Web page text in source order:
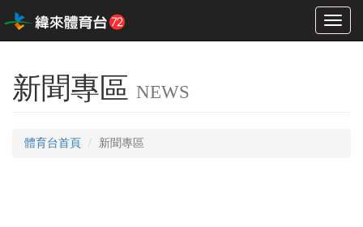
Toggle
新聞專區 NEWS
體育台首頁 新聞專區